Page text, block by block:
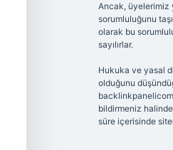
Ancak, üyelerimiz
sorumluluğunu
olarak bu
sayılırlar.
Hukuka ve yasal
olduğunu
bildirmeniz
süre içerisinde